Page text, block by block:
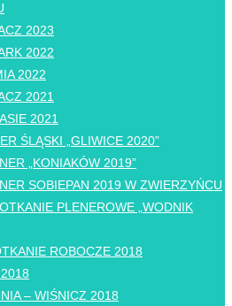
2023
2022
2022
2021
2021
ŚLĄSKI „GLIWICE 2020”
„KONIAKÓW 2019”
SOBIEPAN 2019 W ZWIERZYŃCU
PLENEROWE „WODNIK
ROBOCZE 2018
– WIŚNICZ 2018